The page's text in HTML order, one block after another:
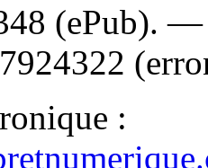
(ePub).
: